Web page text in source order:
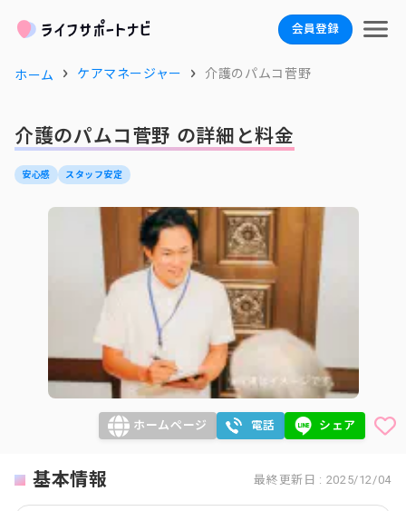
会員登録
ホーム ケアマネージャー 介護のパムコ菅野
介護のパムコ菅野 の詳細と料金
安心感 スタッフ安定
ホームページ 電話 シェア
基本情報 最終更新日 : 2025/12/04